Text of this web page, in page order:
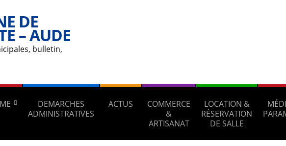
DE
– AUDE
bulletin,
DEMARCHES
ADMINISTRATIVES
ACTUS
COMMERCE
&
ARTISANAT
LOCATION &
RÉSERVATION
DE SALLE